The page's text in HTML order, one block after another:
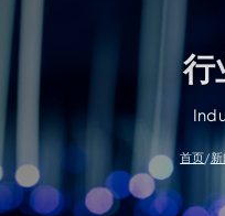
行
首页/